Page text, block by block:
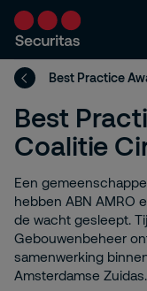
Best
Coalitie
Een
hebben ABN AMRO
de wacht gesleept.
Gebouwenbeheer
samenwerking
Amsterdamse Zuidas.